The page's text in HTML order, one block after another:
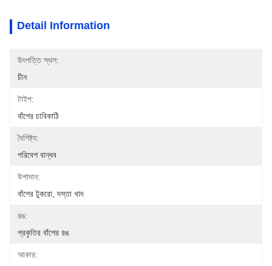
Detail Information
উৎপত্তি স্থল:
চীন
টাইপ:
বাঁশের চাবিকাঠি
বৈশিষ্ট্য:
পরিবেশ বান্ধব
উপাদান:
বাঁশের টুকরো, দস্তা খাদ
রঙ:
প্রকৃতির বাঁশের রঙ
আকার: